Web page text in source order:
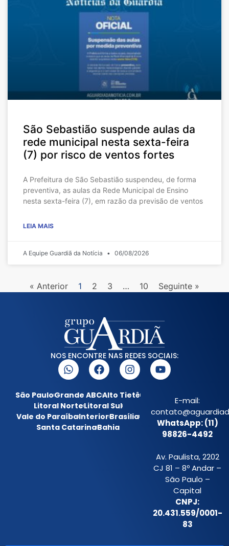
São Sebastião suspende aulas da
rede municipal nesta sexta-feira
(7) por risco de ventos fortes
A Prefeitura de São Sebastião suspendeu, de forma
preventiva, as aulas da Rede Municipal de Ensino
nesta sexta-feira (7), em razão da previsão de ventos
LEIA MAIS
A Equipe Guardiã da Notícia 06/08/2026
« Anterior 1 2 3 … 10 Seguinte »
NOS ENCONTRE NAS REDES SOCIAIS:
São PauloGrande ABCAlto Tietê
Litoral NorteLitoral Sul
Vale do ParaíbaInteriorBrasília
Santa CatarinaBahia
E-mail:
WhatsApp: (11)
98826-4492
Av. Paulista, 2202
CJ 81 – 8º Andar –
São Paulo –
Capital
CNPJ:
20.431.559/0001-
83